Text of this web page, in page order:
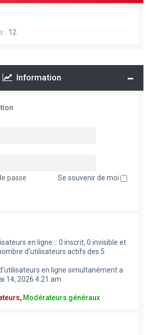
: 12
Information
passe Se souvenir de moi
en ligne :: 0 inscrit, 0 invisible et
d’utilisateurs actifs des 5
en ligne simultanément a
14, 2026 4:21 am
, Modérateurs généraux